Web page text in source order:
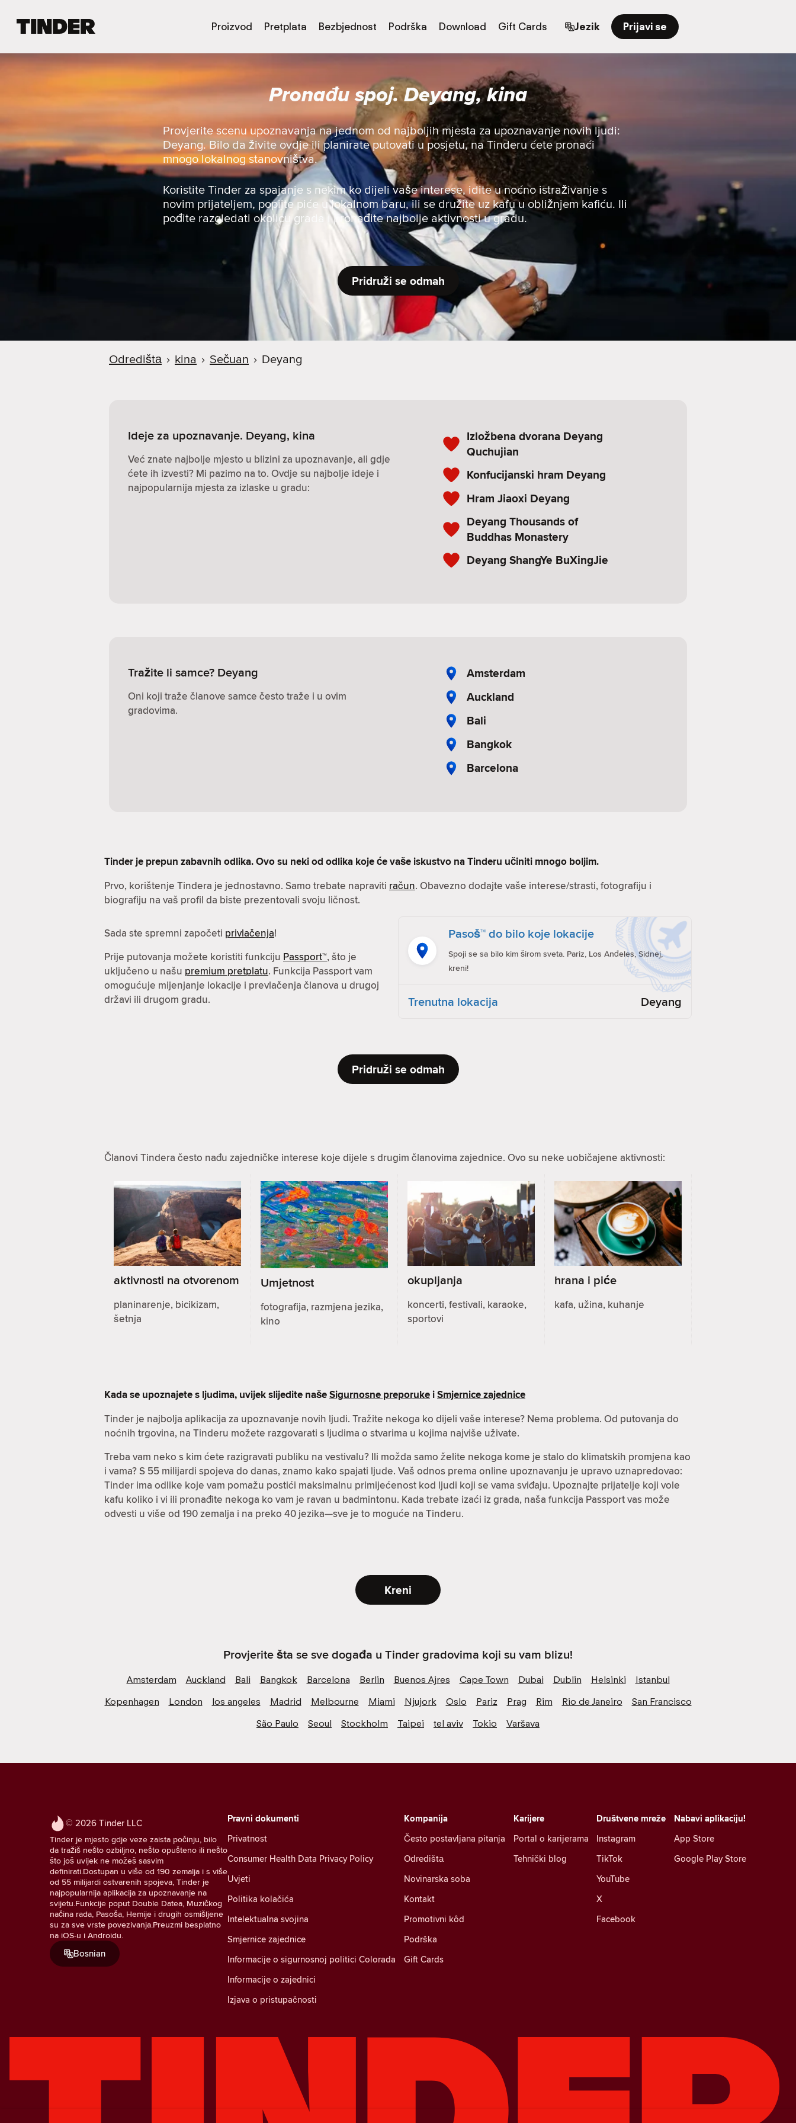
d
m
Proizvod Pretplata Bezbjednost Podrška Download Gift Cards Jezik Prijavi se
Pronađu spoj. Deyang, kina
Provjerite scenu upoznavanja na jednom od najboljih mjesta za upoznavanje novih ljudi:
Deyang. Bilo da živite ovdje ili planirate putovati u posjetu, na Tinderu ćete pronaći
mnogo lokalnog stanovništva.
Koristite Tinder za spajanje s nekim ko dijeli vaše interese, idite u noćno istraživanje s
novim prijateljem, popijte piće u lokalnom baru, ili se družite uz kafu u obližnjem kafiću. Ili
pođite razgledati okolicu grada i pronađite najbolje aktivnosti u gradu.
Pridruži se odmah
Odredištа › kina › Sečuan › Deyang
Ideje za upoznavanje. Deyang, kina
Već znate najbolje mjesto u blizini za upoznavanje, ali gdje
ćete ih izvesti? Mi pazimo na to. Ovdje su najbolje ideje i
najpopularnija mjesta za izlaske u gradu:
Izložbena dvorana Deyang
Quchujian
Konfucijanski hram Deyang
Hram Jiaoxi Deyang
Deyang Thousands of
Buddhas Monastery
Deyang ShangYe BuXingJie
Tražite li samce? Deyang
Oni koji traže članove samce često traže i u ovim
gradovima.
Amsterdam
Auckland
Bali
Bangkok
Barcelona
Tinder je prepun zabavnih odlika. Ovo su neki od odlika koje će vaše iskustvo na Tinderu učiniti mnogo boljim.
Prvo, korištenje Tindera je jednostavno. Samo trebate napraviti račun. Obavezno dodajte vaše interese/strasti, fotografiju i
biografiju na vaš profil da biste prezentovali svoju ličnost.
Sada ste spremni započeti privlačenja!
Prije putovanja možete koristiti funkciju Passport™, što je
uključeno u našu premium pretplatu. Funkcija Passport vam
omogućuje mijenjanje lokacije i prevlačenja članova u drugoj
državi ili drugom gradu.
Pasoš™ do bilo koje lokacije
Spoji se sa bilo kim širom sveta. Pariz, Los Anđeles, Sidnej,
kreni!
Trenutna lokacija Deyang
Pridruži se odmah
Članovi Tindera često nađu zajedničke interese koje dijele s drugim članovima zajednice. Ovo su neke uobičajene aktivnosti:
aktivnosti na otvorenom
planinarenje, bicikizam,
šetnja
Umjetnost
fotografija, razmjena jezika,
kino
okupljanja
koncerti, festivali, karaoke,
sportovi
hrana i piće
kafa, užina, kuhanje
Kada se upoznajete s ljudima, uvijek slijedite našeSigurnosne preporuke iSmjernice zajednice
Tinder je najbolja aplikacija za upoznavanje novih ljudi. Tražite nekoga ko dijeli vaše interese? Nema problema. Od putovanja do
noćnih trgovina, na Tinderu možete razgovarati s ljudima o stvarima u kojima najviše uživate.
Treba vam neko s kim ćete razigravati publiku na vestivalu? Ili možda samo želite nekoga kome je stalo do klimatskih promjena kao
i vama? S 55 milijardi spojeva do danas, znamo kako spajati ljude. Vaš odnos prema online upoznavanju je upravo uznapredovao:
Tinder ima odlike koje vam pomažu postići maksimalnu primijećenost kod ljudi koji se vama sviđaju. Upoznajte prijatelje koji vole
kafu koliko i vi ili pronađite nekoga ko vam je ravan u badmintonu. Kada trebate izaći iz grada, naša funkcija Passport vas može
odvesti u više od 190 zemalja i na preko 40 jezika—sve je to moguće na Tinderu.
Kreni
Provjerite šta se sve događa u Tinder gradovima koji su vam blizu!
Amsterdam Auckland Bali Bangkok Barcelona Berlin Buenos Ajres Cape Town Dubai Dublin Helsinki
Istanbul
Kopenhagen
London los angeles Madrid Melbourne Miami Njujork Oslo Pariz Prag Rim Rio de Janeiro
San Francisco
São Paulo
Seoul Stockholm Taipei tel aviv Tokio Varšava
© 2026 Tinder LLC
Tinder je mjesto gdje veze zaista počinju, bilo
da tražiš nešto ozbiljno, nešto opušteno ili nešto
što još uvijek ne možeš sasvim
definirati.Dostupan u više od 190 zemalja i s više
od 55 milijardi ostvarenih spojeva, Tinder je
najpopularnija aplikacija za upoznavanje na
svijetu.Funkcije poput Double Datea, Muzičkog
načina rada, Pasoša, Hemije i drugih osmišljene
su za sve vrste povezivanja.Preuzmi besplatno
na iOS-u i Androidu.
Bosnian
Društvene mreže
Instagram
TikTok
YouTube
X
Facebook
Pravni dokumenti
Privatnost
Consumer Health Data Privacy Policy
Uvjeti
Politika kolačića
Intelektualna svojina
Smjernice zajednice
Informacije o sigurnosnoj politici Colorada
Informacije o zajednici
Izjava o pristupačnosti
Karijere
Portal o karijerama
Tehnički blog
Kompanija
Često postavljana pitanja
Odredištа
Novinarska soba
Kontakt
Promotivni kôd
Podrška
Gift Cards
Nabavi aplikaciju!
App Store
Google Play Store